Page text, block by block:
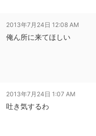
2013年7月24日 12:08 AM
俺ん所に来てほしい
2013年7月24日 1:07 AM
吐き気するわ